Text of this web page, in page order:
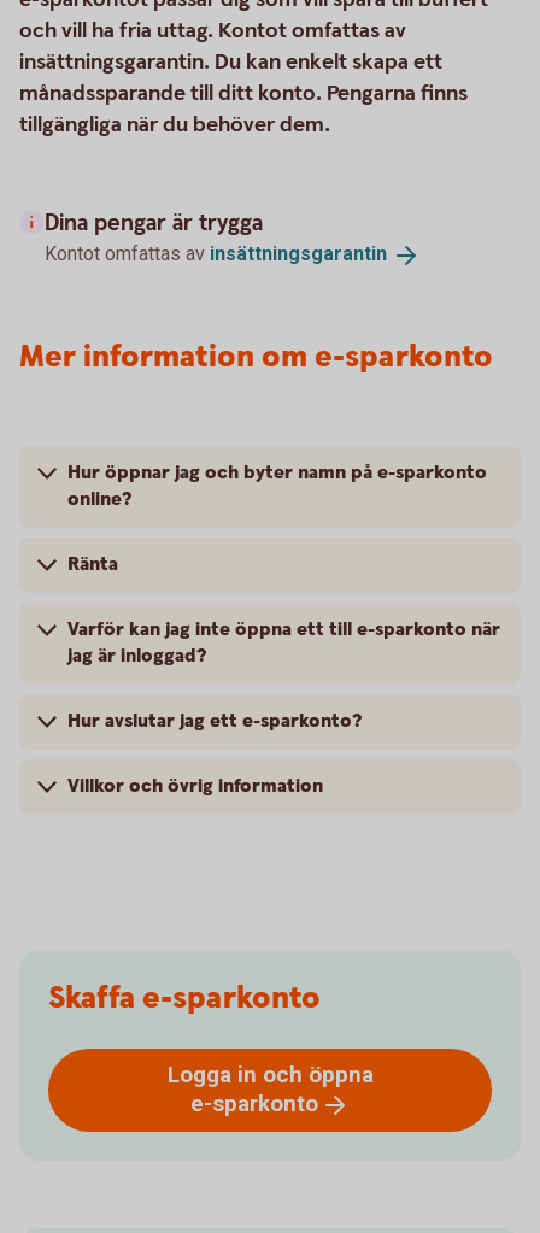
och vill ha fria uttag. Kontot omfattas av
insättningsgarantin. Du kan enkelt skapa ett
månadssparande till ditt konto. Pengarna finns
tillgängliga när du behöver dem.
Dina pengar är trygga
Kontot omfattas av insättningsgarantin
Mer information om e-sparkonto
Hur öppnar jag och byter namn på e-sparkonto
online?
Ränta
Varför kan jag inte öppna ett till e-sparkonto när
jag är inloggad?
Hur avslutar jag ett e-sparkonto?
Villkor och övrig information
Skaffa e-sparkonto
Logga in och öppna
e-sparkonto